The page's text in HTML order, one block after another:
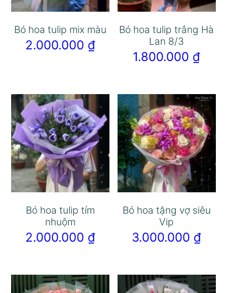
Bó hoa tulip mix màu
2.000.000 ₫
Bó hoa tulip trắng Hà
Lan 8/3
1.800.000 ₫
Bó hoa tulip tím
nhuộm
2.000.000 ₫
Bó hoa tặng vợ siêu
Vip
3.000.000 ₫